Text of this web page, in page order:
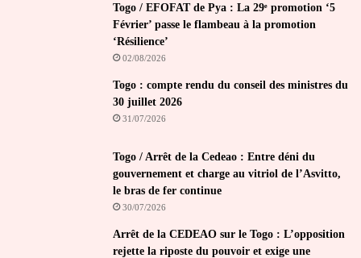
Togo / EFOFAT de Pya : La 29ᵉ promotion ‘5
Février’ passe le flambeau à la promotion
‘Résilience’
02/08/2026
Togo : compte rendu du conseil des ministres du
30 juillet 2026
31/07/2026
Togo / Arrêt de la Cedeao : Entre déni du
gouvernement et charge au vitriol de l’Asvitto,
le bras de fer continue
30/07/2026
Arrêt de la CEDEAO sur le Togo : L’opposition
rejette la riposte du pouvoir et exige une